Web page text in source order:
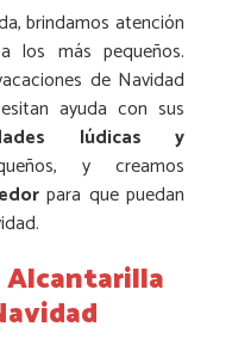
brindamos atención
los más pequeños.
de Navidad
ayuda con sus
lúdicas y
y creamos
para que puedan